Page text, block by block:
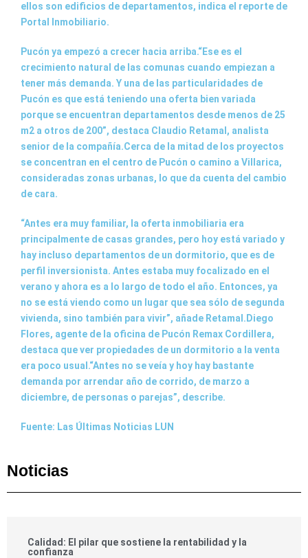
ellos son edificios de departamentos, indica el reporte de
Portal Inmobiliario.
Pucón ya empezó a crecer hacia arriba.“Ese es el
crecimiento natural de las comunas cuando empiezan a
tener más demanda. Y una de las particularidades de
Pucón es que está teniendo una oferta bien variada
porque se encuentran departamentos desde menos de 25
m2 a otros de 200”, destaca Claudio Retamal, analista
senior de la compañía.Cerca de la mitad de los proyectos
se concentran en el centro de Pucón o camino a Villarica,
consideradas zonas urbanas, lo que da cuenta del cambio
de cara.
“Antes era muy familiar, la oferta inmobiliaria era
principalmente de casas grandes, pero hoy está variado y
hay incluso departamentos de un dormitorio, que es de
perfil inversionista. Antes estaba muy focalizado en el
verano y ahora es a lo largo de todo el año. Entonces, ya
no se está viendo como un lugar que sea sólo de segunda
vivienda, sino también para vivir”, añade Retamal.Diego
Flores, agente de la oficina de Pucón Remax Cordillera,
destaca que ver propiedades de un dormitorio a la venta
era poco usual.“Antes no se veía y hoy hay bastante
demanda por arrendar año de corrido, de marzo a
diciembre, de personas o parejas”, describe.
Fuente: Las Últimas Noticias LUN
Noticias
Calidad: El pilar que sostiene la rentabilidad y la
confianza